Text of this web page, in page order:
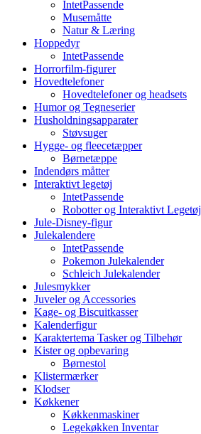
IntetPassende
Musemåtte
Natur & Læring
Hoppedyr
IntetPassende
Horrorfilm-figurer
Hovedtelefoner
Hovedtelefoner og headsets
Humor og Tegneserier
Husholdningsapparater
Støvsuger
Hygge- og fleecetæpper
Børnetæppe
Indendørs måtter
Interaktivt legetøj
IntetPassende
Robotter og Interaktivt Legetøj
Jule-Disney-figur
Julekalendere
IntetPassende
Pokemon Julekalender
Schleich Julekalender
Julesmykker
Juveler og Accessories
Kage- og Biscuitkasser
Kalenderfigur
Karaktertema Tasker og Tilbehør
Kister og opbevaring
Børnestol
Klistermærker
Klodser
Køkkener
Køkkenmaskiner
Legekøkken Inventar